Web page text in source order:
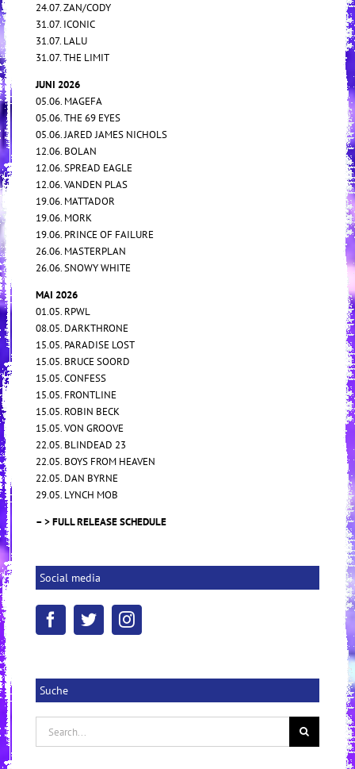
24.07. ZAN/CODY
31.07. ICONIC
31.07. LALU
31.07. THE LIMIT
JUNI 2026
05.06. MAGEFA
05.06. THE 69 EYES
05.06. JARED JAMES NICHOLS
12.06. BOLAN
12.06. SPREAD EAGLE
12.06. VANDEN PLAS
19.06. MATTADOR
19.06. MORK
19.06. PRINCE OF FAILURE
26.06. MASTERPLAN
26.06. SNOWY WHITE
MAI 2026
01.05. RPWL
08.05. DARKTHRONE
15.05. PARADISE LOST
15.05. BRUCE SOORD
15.05. CONFESS
15.05. FRONTLINE
15.05. ROBIN BECK
15.05. VON GROOVE
22.05. BLINDEAD 23
22.05. BOYS FROM HEAVEN
22.05. DAN BYRNE
29.05. LYNCH MOB
– > FULL RELEASE SCHEDULE
Social media
Suche